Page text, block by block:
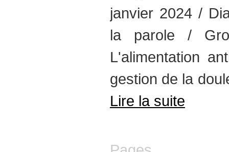
janvier 2024 /
la parole /
L'alimentation
gestion de la
Lire la suite